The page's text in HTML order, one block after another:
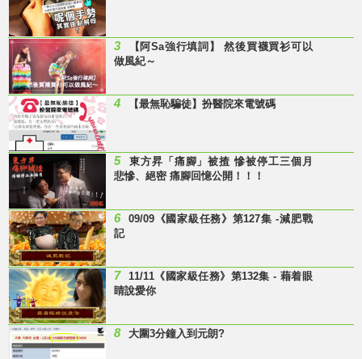
3
【阿Sa強行填詞】 然後買襪買衫可以
做風紀～
4 【最無恥騙徒】扮醫院來電號碼
5
東方昇「痛腳」被揸 慘被停工三個月
悲慘、絕密 痛腳回憶公開！！！
6
09/09《國家級任務》第127集 -減肥戰
記
7
11/11《國家級任務》第132集 - 藉着眼
睛說愛你
8 大圍3分鐘入到元朗?